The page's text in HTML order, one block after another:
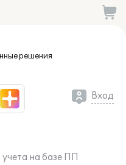
решения
Вход
на базе ПП